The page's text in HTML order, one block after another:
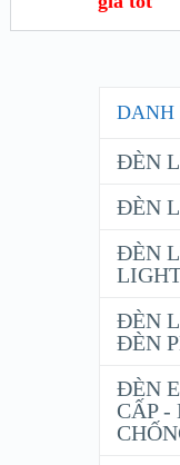
DANH
ĐÈN
ĐÈN
ĐÈN
ĐÈN
ĐÈN
ĐÈN
CẤP -